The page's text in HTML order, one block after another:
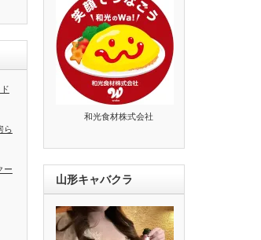
ら
ー
和光食材株式会社
山形キャバクラ